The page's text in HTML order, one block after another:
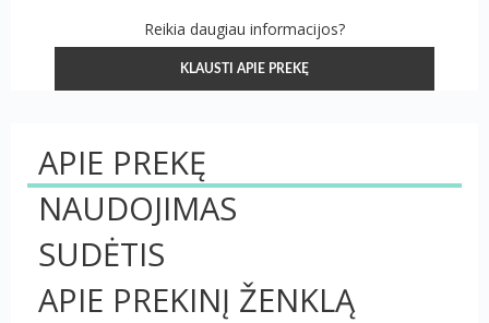
Reikia daugiau informacijos?
KLAUSTI APIE PREKĘ
APIE PREKĘ
NAUDOJIMAS
SUDĖTIS
APIE PREKINĮ ŽENKLĄ